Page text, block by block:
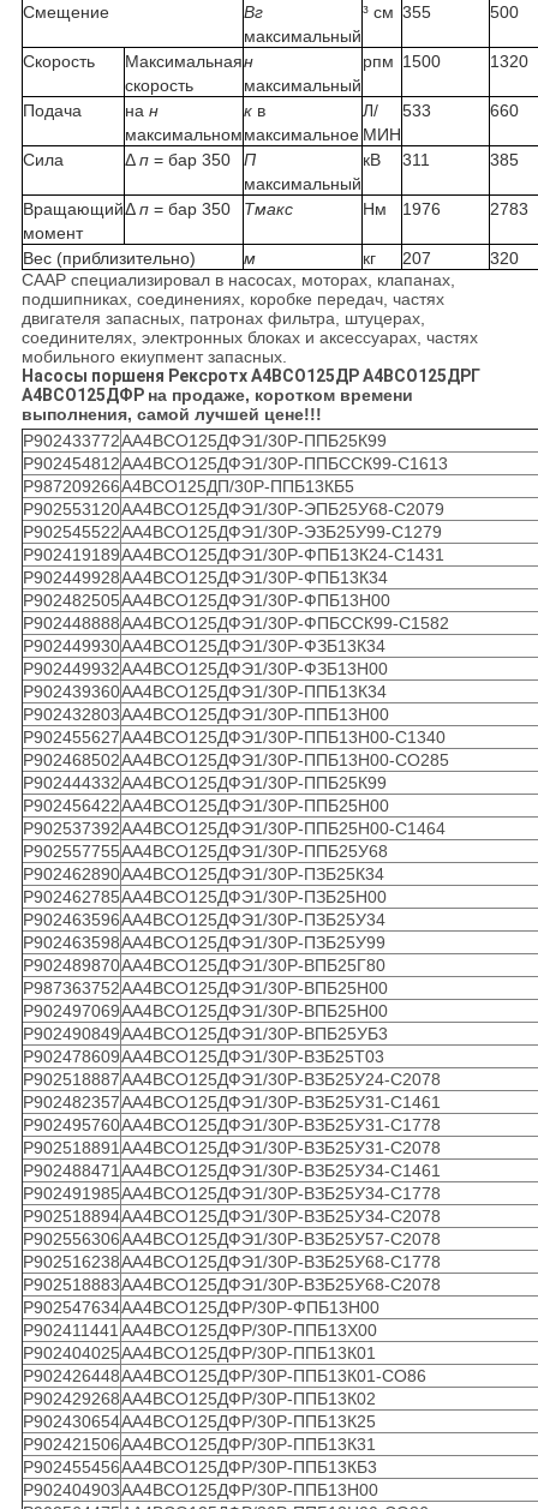
Смещение
Вг
максимальный
³ см 355 500
Скорость
Максимальная
скорость
н
максимальный
рпм 1500 1320
Подача на н
максимальном
кв
максимальное
Л/
МИН
533 660
Сила Δп= бар 350
П
максимальный
кВ 311 385
Вращающий
момент
Δп= бар 350 Тмакс Нм 1976 2783
Вес (приблизительно) м кг 207
320
СААР специализировал в насосах, моторах, клапанах,
подшипниках, соединениях, коробке передач, частях
двигателя запасных, патронах фильтра, штуцерах,
соединителях, электронных блоках и аксессуарах, частях
мобильного екиупмент запасных.
Насосы поршеня Рексротх А4ВСО125ДР А4ВСО125ДРГ
А4ВСО125ДФР на продаже, коротком времени
выполнения, самой лучшей цене!!!
Р902433772АА4ВСО125ДФЭ1/30Р-ППБ25К99
Р902454812АА4ВСО125ДФЭ1/30Р-ППБССК99-С1613
Р987209266А4ВСО125ДП/30Р-ППБ13КБ5
Р902553120АА4ВСО125ДФЭ1/30Р-ЭПБ25У68-С2079
Р902545522АА4ВСО125ДФЭ1/30Р-ЭЗБ25У99-С1279
Р902419189АА4ВСО125ДФЭ1/30Р-ФПБ13К24-С1431
Р902449928АА4ВСО125ДФЭ1/30Р-ФПБ13К34
Р902482505АА4ВСО125ДФЭ1/30Р-ФПБ13Н00
Р902448888АА4ВСО125ДФЭ1/30Р-ФПБССК99-С1582
Р902449930АА4ВСО125ДФЭ1/30Р-ФЗБ13К34
Р902449932АА4ВСО125ДФЭ1/30Р-ФЗБ13Н00
Р902439360АА4ВСО125ДФЭ1/30Р-ППБ13К34
Р902432803АА4ВСО125ДФЭ1/30Р-ППБ13Н00
Р902455627АА4ВСО125ДФЭ1/30Р-ППБ13Н00-С1340
Р902468502АА4ВСО125ДФЭ1/30Р-ППБ13Н00-СО285
Р902444332АА4ВСО125ДФЭ1/30Р-ППБ25К99
Р902456422АА4ВСО125ДФЭ1/30Р-ППБ25Н00
Р902537392АА4ВСО125ДФЭ1/30Р-ППБ25Н00-С1464
Р902557755АА4ВСО125ДФЭ1/30Р-ППБ25У68
Р902462890АА4ВСО125ДФЭ1/30Р-ПЗБ25К34
Р902462785АА4ВСО125ДФЭ1/30Р-ПЗБ25Н00
Р902463596АА4ВСО125ДФЭ1/30Р-ПЗБ25У34
Р902463598АА4ВСО125ДФЭ1/30Р-ПЗБ25У99
Р902489870АА4ВСО125ДФЭ1/30Р-ВПБ25Г80
Р987363752АА4ВСО125ДФЭ1/30Р-ВПБ25Н00
Р902497069АА4ВСО125ДФЭ1/30Р-ВПБ25Н00
Р902490849АА4ВСО125ДФЭ1/30Р-ВПБ25УБ3
Р902478609АА4ВСО125ДФЭ1/30Р-ВЗБ25Т03
Р902518887АА4ВСО125ДФЭ1/30Р-ВЗБ25У24-С2078
Р902482357АА4ВСО125ДФЭ1/30Р-ВЗБ25У31-С1461
Р902495760АА4ВСО125ДФЭ1/30Р-ВЗБ25У31-С1778
Р902518891 АА4ВСО125ДФЭ1/30Р-ВЗБ25У31-С2078
Р902488471 АА4ВСО125ДФЭ1/30Р-ВЗБ25У34-С1461
Р902491985АА4ВСО125ДФЭ1/30Р-ВЗБ25У34-С1778
Р902518894АА4ВСО125ДФЭ1/30Р-ВЗБ25У34-С2078
Р902556306АА4ВСО125ДФЭ1/30Р-ВЗБ25У57-С2078
Р902516238АА4ВСО125ДФЭ1/30Р-ВЗБ25У68-С1778
Р902518883АА4ВСО125ДФЭ1/30Р-ВЗБ25У68-С2078
Р902547634АА4ВСО125ДФР/30Р-ФПБ13Н00
Р902411441 АА4ВСО125ДФР/30Р-ППБ13Х00
Р902404025АА4ВСО125ДФР/30Р-ППБ13К01
Р902426448АА4ВСО125ДФР/30Р-ППБ13К01-СО86
Р902429268АА4ВСО125ДФР/30Р-ППБ13К02
Р902430654АА4ВСО125ДФР/30Р-ППБ13К25
Р902421506АА4ВСО125ДФР/30Р-ППБ13К31
Р902455456АА4ВСО125ДФР/30Р-ППБ13КБ3
Р902404903АА4ВСО125ДФР/30Р-ППБ13Н00